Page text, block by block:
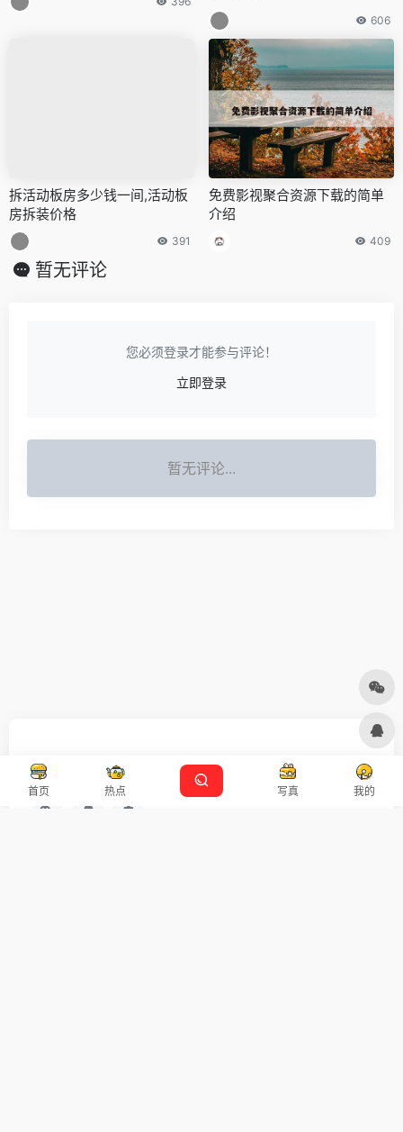
606
拆活动板房多少钱一间,活动板
房拆装价格
391
免费影视聚合资源下载的简单
介绍
409
暂无评论
您必须登录才能参与评论！
立即登录
暂无评论...
首页 热点 写真 我的
友链申请 免责声明 广告合作 设计师导航